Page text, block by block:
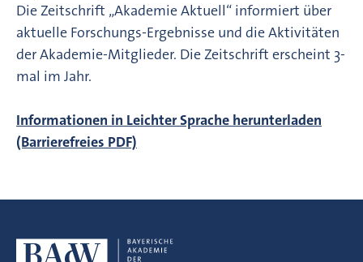
Die Zeitschrift „Akademie Aktuell“ informiert über
aktuelle Forschungs-Ergebnisse und die Aktivitäten
der Akademie-Mitglieder. Die Zeitschrift erscheint 3-
mal im Jahr.
Informationen in Leichter Sprache herunterladen
(Barrierefreies PDF)